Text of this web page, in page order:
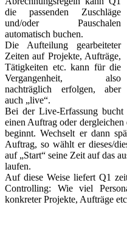
die passenden Zuschläge
und/oder Pauschalen
automatisch buchen.
Die Aufteilung gearbeiteter
Zeiten auf Projekte, Aufträge,
Tätigkeiten etc. kann für die
Vergangenheit, also
nachträglich erfolgen, aber
auch „live“.
Bei der Live-Erfassung
einen Auftrag oder
beginnt. Wechselt er dann
Auftrag, so wählt er dieses/
auf „Start“ seine Zeit auf das
laufen.
Auf diese Weise liefert Q1
Controlling: Wie viel
konkreter Projekte, Aufträge